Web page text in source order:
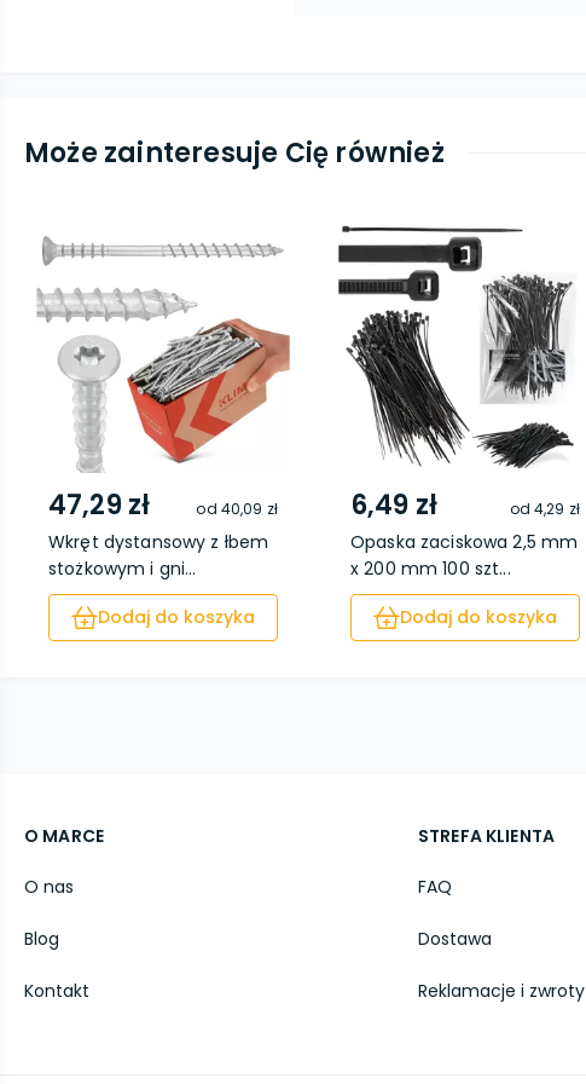
Może zainteresuje Cię również
47,29 zł od 40,09 zł
Wkręt dystansowy z łbem
stożkowym i gni...
Dodaj do koszyka
6,49 zł od4,29 zł
Opaska zaciskowa 2,5 mm
x 200 mm 100 szt...
Dodaj do koszyka
O MARCE
O nas
Blog
Kontakt
STREFA KLIENTA
FAQ
Dostawa
Reklamacje i zwroty